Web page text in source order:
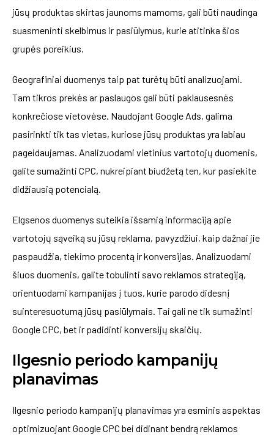
jūsų produktas skirtas jaunoms mamoms, gali būti naudinga
suasmeninti skelbimus ir pasiūlymus, kurie atitinka šios
grupės poreikius.
Geografiniai duomenys taip pat turėtų būti analizuojami.
Tam tikros prekės ar paslaugos gali būti paklausesnės
konkrečiose vietovėse. Naudojant Google Ads, galima
pasirinkti tik tas vietas, kuriose jūsų produktas yra labiau
pageidaujamas. Analizuodami vietinius vartotojų duomenis,
galite sumažinti CPC, nukreipiant biudžetą ten, kur pasiekite
didžiausią potencialą.
Elgsenos duomenys suteikia išsamią informaciją apie
vartotojų sąveiką su jūsų reklama, pavyzdžiui, kaip dažnai jie
paspaudžia, tiekimo procentą ir konversijas. Analizuodami
šiuos duomenis, galite tobulinti savo reklamos strategiją,
orientuodami kampanijas į tuos, kurie parodo didesnį
suinteresuotumą jūsų pasiūlymais. Tai gali ne tik sumažinti
Google CPC, bet ir padidinti konversijų skaičių.
Ilgesnio periodo kampanijų
planavimas
Ilgesnio periodo kampanijų planavimas yra esminis aspektas
optimizuojant Google CPC bei didinant bendrą reklamos